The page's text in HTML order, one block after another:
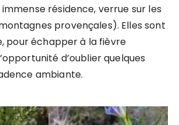
résidence, verrue sur les
provençales). Elles sont
pour échapper à la fièvre
d’oublier quelques
ambiante.